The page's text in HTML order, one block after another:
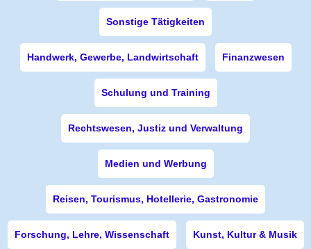
Sonstige Tätigkeiten
Handwerk, Gewerbe, Landwirtschaft Finanzwesen
Schulung und Training
Rechtswesen, Justiz und Verwaltung
Medien und Werbung
Reisen, Tourismus, Hotellerie, Gastronomie
Forschung, Lehre, Wissenschaft Kunst, Kultur & Musik